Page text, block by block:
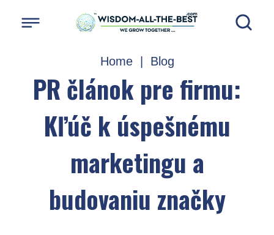
Home| Blog
PR článok pre firmu:
Kľúč k úspešnému
marketingu a
budovaniu značky